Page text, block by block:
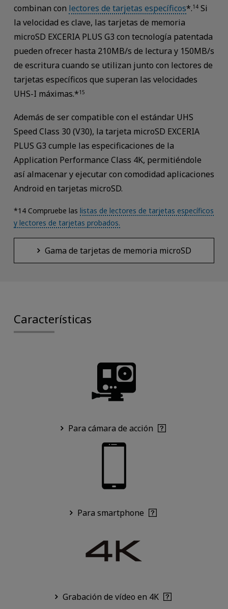
combinan con lectores de tarjetas específicos*.14Si
la velocidad es clave, las tarjetas de memoria
microSD EXCERIA PLUS G3 con tecnología patentada
pueden ofrecer hasta 210MB/s de lectura y 150MB/s
de escritura cuando se utilizan junto con lectores de
tarjetas específicos que superan las velocidades
UHS-I máximas.*15
Además de ser compatible con el estándar UHS
Speed Class 30 (V30), la tarjeta microSD EXCERIA
PLUS G3 cumple las especificaciones de la
Application Performance Class 4K, permitiéndole
así almacenar y ejecutar con comodidad aplicaciones
Android en tarjetas microSD.
*14 Compruebe las listas de lectores de tarjetas específicos
y lectores de tarjetas probados.
Gama de tarjetas de memoria microSD
Características
Para cámara de acción
Para smartphone
Grabación de vídeo en 4K